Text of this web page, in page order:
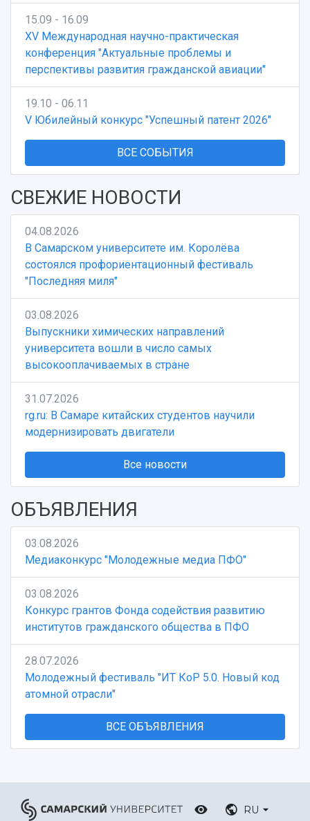
15.09 - 16.09
XV Международная научно-практическая
конференция "Актуальные проблемы и
перспективы развития гражданской авиации"
19.10 - 06.11
V Юбилейный конкурс "Успешный патент 2026"
ВСЕ СОБЫТИЯ
СВЕЖИЕ НОВОСТИ
04.08.2026
В Самарском университете им. Королёва
состоялся профориентационный фестиваль
"Последняя миля"
03.08.2026
Выпускники химических направлений
университета вошли в число самых
высокооплачиваемых в стране
31.07.2026
rg.ru: В Самаре китайских студентов научили
модернизировать двигатели
Все новости
ОБЪЯВЛЕНИЯ
03.08.2026
Медиаконкурс "Молодежные медиа ПФО"
03.08.2026
Конкурс грантов Фонда содействия развитию
институтов гражданского общества в ПФО
28.07.2026
Молодежный фестиваль "ИТ КоР 5.0. Новый код
атомной отрасли"
ВСЕ ОБЪЯВЛЕНИЯ
RU